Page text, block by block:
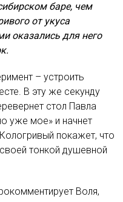
баре, чем
от укуса
оказались для него
– устроить
В эту же секунду
стол Павла
уже мое» и начнет
покажет, что
тонкой душевной
Воля,